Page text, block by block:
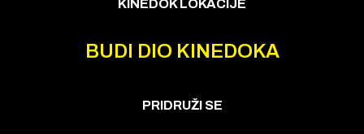
KINEDOK LOKACIJE
BUDI DIO KINEDOKA
PRIDRUŽI SE